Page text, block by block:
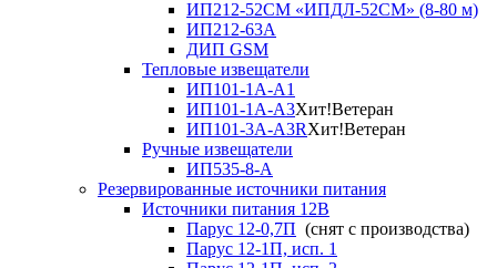
ИП212-52СМ «ИПДЛ-52СМ» (8-80 м)
ИП212-63А
ДИП GSM
Тепловые извещатели
ИП101-1А-А1
ИП101-1А-А3Хит!Ветеран
ИП101-3А-А3RХит!Ветеран
Ручные извещатели
ИП535-8-А
Резервированные источники питания
Источники питания 12В
Парус 12-0,7П (снят с производства)
Парус 12-1П, исп. 1